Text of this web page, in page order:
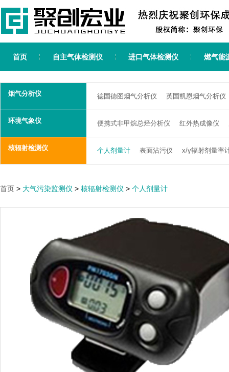
首页 自主气体检测仪 进口气体检测仪 燃气能
烟气分析仪 德国德图烟气分析仪 英国凯恩烟气分析仪
环境气象仪 便携式非甲烷总烃分析仪 红外热成像仪
核辐射检测仪 个人剂量计 表面沾污仪 x/γ辐射剂量率
首页 > 大气污染监测仪 > 核辐射检测仪 > 个人剂量计